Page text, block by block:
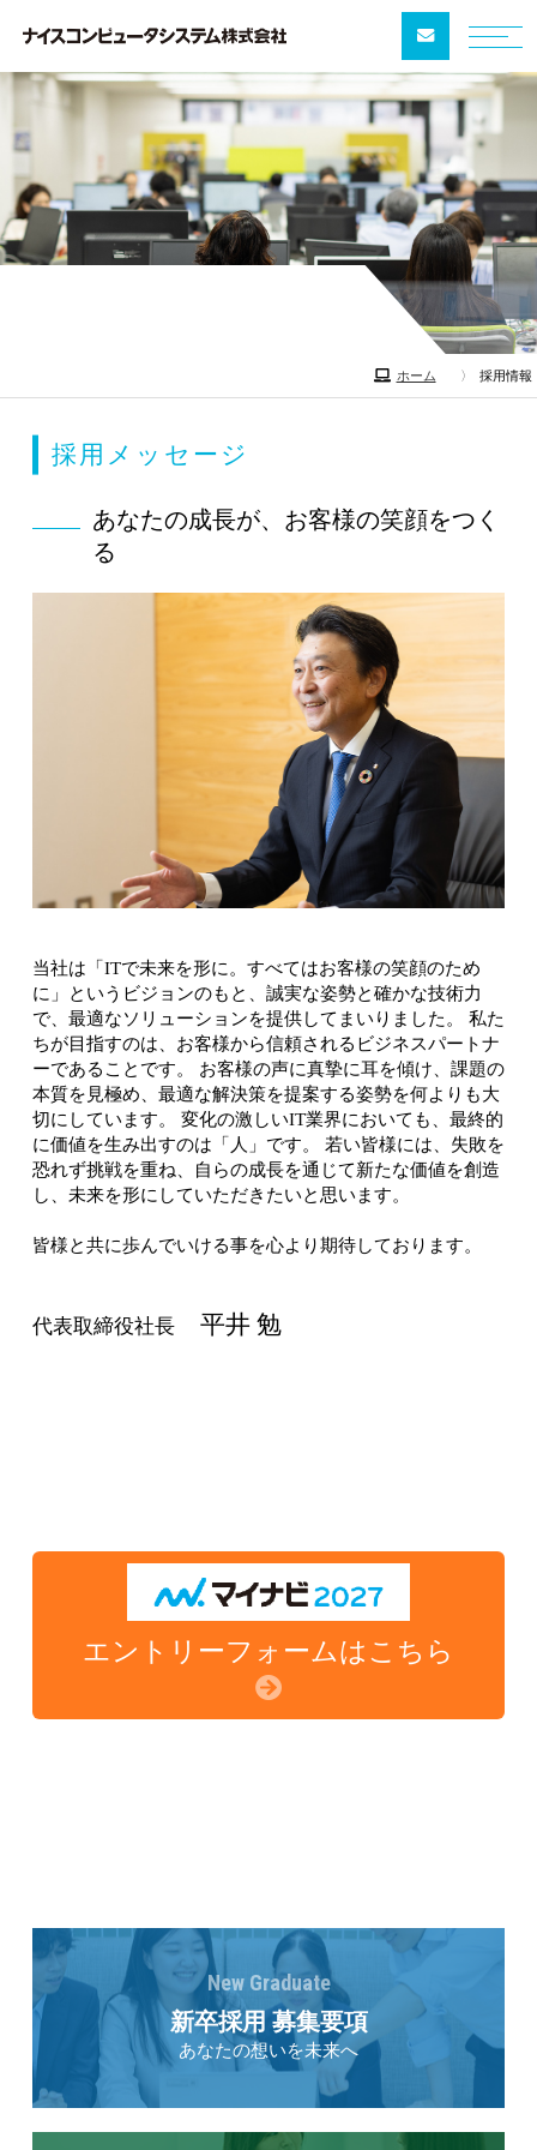
採用情報
ホーム 採用情報
採用メッセージ
あなたの成長が、お客様の笑顔をつく
る
当社は「ITで未来を形に。すべてはお客様の笑顔のため
に」というビジョンのもと、誠実な姿勢と確かな技術力
で、最適なソリューションを提供してまいりました。 私た
ちが目指すのは、お客様から信頼されるビジネスパートナ
ーであることです。 お客様の声に真摯に耳を傾け、課題の
本質を見極め、最適な解決策を提案する姿勢を何よりも大
切にしています。 変化の激しいIT業界においても、最終的
に価値を生み出すのは「人」です。 若い皆様には、失敗を
恐れず挑戦を重ね、自らの成長を通じて新たな価値を創造
し、未来を形にしていただきたいと思います。
皆様と共に歩んでいける事を心より期待しております。
代表取締役社長 平井 勉
エントリーフォームはこちら
New Graduate
新卒採用 募集要項
あなたの想いを未来へ